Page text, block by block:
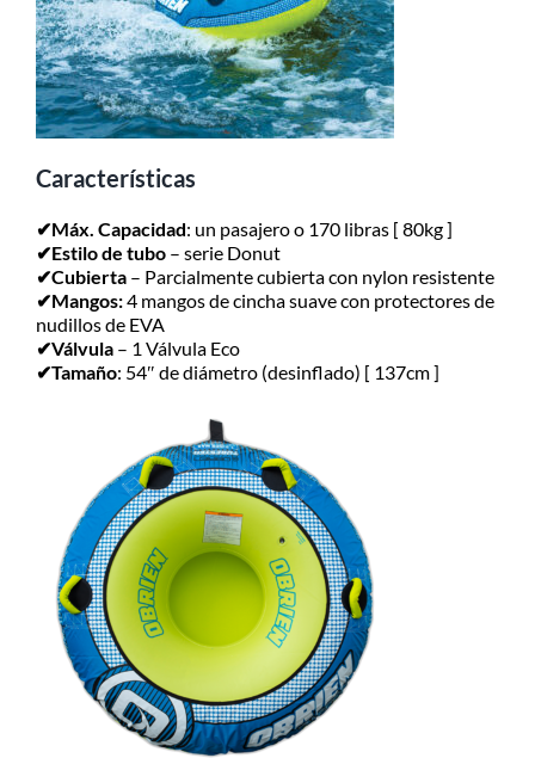
Características
✔Máx. Capacidad: un pasajero o 170 libras [ 80kg ]
✔Estilo de tubo – serie Donut
✔Cubierta – Parcialmente cubierta con nylon resistente
✔Mangos:4 mangos de cincha suave con protectores de
nudillos de EVA
✔Válvula – 1 Válvula Eco
✔Tamaño: 54″ de diámetro (desinflado) [ 137cm ]